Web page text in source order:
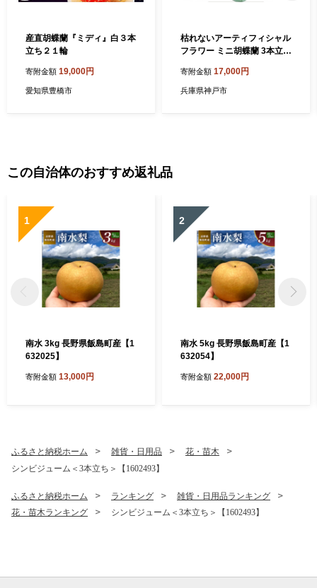
産直胡蝶蘭『ミディ』白３本
立ち２１輪
寄附金額 19,000円
愛知県豊橋市
枯れないアーティフィシャル
フラワー ミニ胡蝶蘭 3本立ち
寄附金額 17,000円
兵庫県神戸市
この自治体のおすすめ返礼品
1
南水 3kg 長野県飯島町産【1
632025】
寄附金額 13,000円
2
南水 5kg 長野県飯島町産【1
632054】
寄附金額 22,000円
ふるさと納税ホーム 雑貨・日用品
花・苗木
シンビジューム＜3本立ち＞【1602493】
ふるさと納税ホーム ランキング
雑貨・日用品ランキング
花・苗木ランキング
シンビジューム＜3本立ち＞【1602493】